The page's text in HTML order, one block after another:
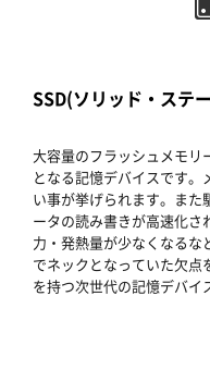
SSD(ソリッド・ステ
大容量のフラッシュメモリ
となる記憶デバイスです
い事が挙げられます。ま
ータの読み書きが高速化さ
力・発熱量が少なくなる
でネックとなっていた欠点
を持つ次世代の記憶デバイ